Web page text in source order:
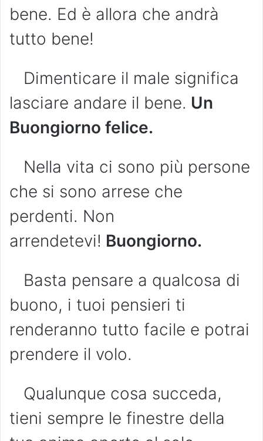
bene. Ed è allora che andrà
tutto bene!
Dimenticare il male significa
lasciare andare il bene. Un
Buongiorno felice.
Nella vita ci sono più persone
che si sono arrese che
perdenti. Non
arrendetevi! Buongiorno.
Basta pensare a qualcosa di
buono, i tuoi pensieri ti
renderanno tutto facile e potrai
prendere il volo.
Qualunque cosa succeda,
tieni sempre le finestre della